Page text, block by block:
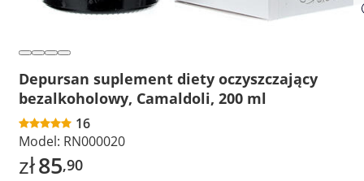
Depursan suplement diety oczyszczający
bezalkoholowy, Camaldoli, 200 ml
16
Model: RN000020
zł85,90